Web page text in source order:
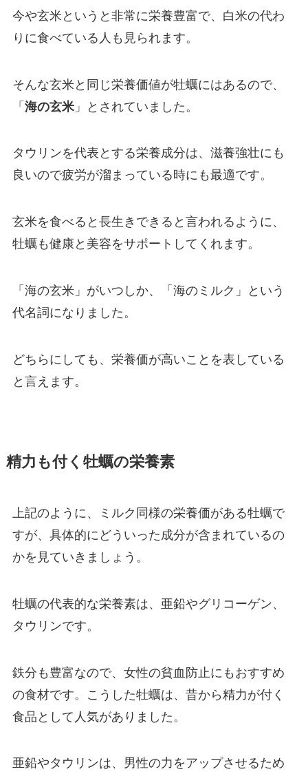
今や玄米というと非常に栄養豊富で、白米の代わ
りに食べている人も見られます。
そんな玄米と同じ栄養価値が牡蠣にはあるので、
「 海の玄米」とされていました。
タウリンを代表とする栄養成分は、滋養強壮にも
良いので疲労が溜まっている時にも最適です。
玄米を食べると長生きできると言われるように、
牡蠣も健康と美容をサポートしてくれます。
「海の玄米」がいつしか、「海のミルク」という
代名詞になりました。
どちらにしても、栄養価が高いことを表している
と言えます。
精力も付く牡蠣の栄養素
上記のように、ミルク同様の栄養価がある牡蠣で
すが、具体的にどういった成分が含まれているの
かを見ていきましょう。
牡蠣の代表的な栄養素は、亜鉛やグリコーゲン、
タウリンです。
鉄分も豊富なので、女性の貧血防止にもおすすめ
の食材です。こうした牡蠣は、昔から精力が付く
食品として人気がありました。
亜鉛やタウリンは、男性の力をアップさせるため